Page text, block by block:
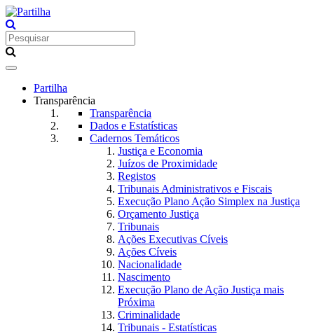
Toggle
navigationPartilha
Transparência
Transparência
Dados e Estatísticas
Cadernos Temáticos
Justiça e Economia
Juízos de Proximidade
Registos
Tribunais Administrativos e Fiscais
Execução Plano Ação Simplex na Justiça
Orçamento Justiça
Tribunais
Ações Executivas Cíveis
Ações Cíveis
Nacionalidade
Nascimento
Execução Plano de Ação Justiça mais
Próxima
Criminalidade
Tribunais - Estatísticas